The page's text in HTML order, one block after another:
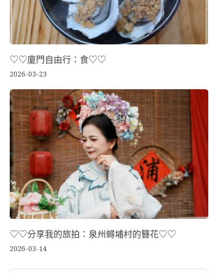
♡♡廈門自由行：食♡♡
2026-03-23
♡♡分享我的旅拍：泉州蟳埔村的簪花♡♡
2026-03-14